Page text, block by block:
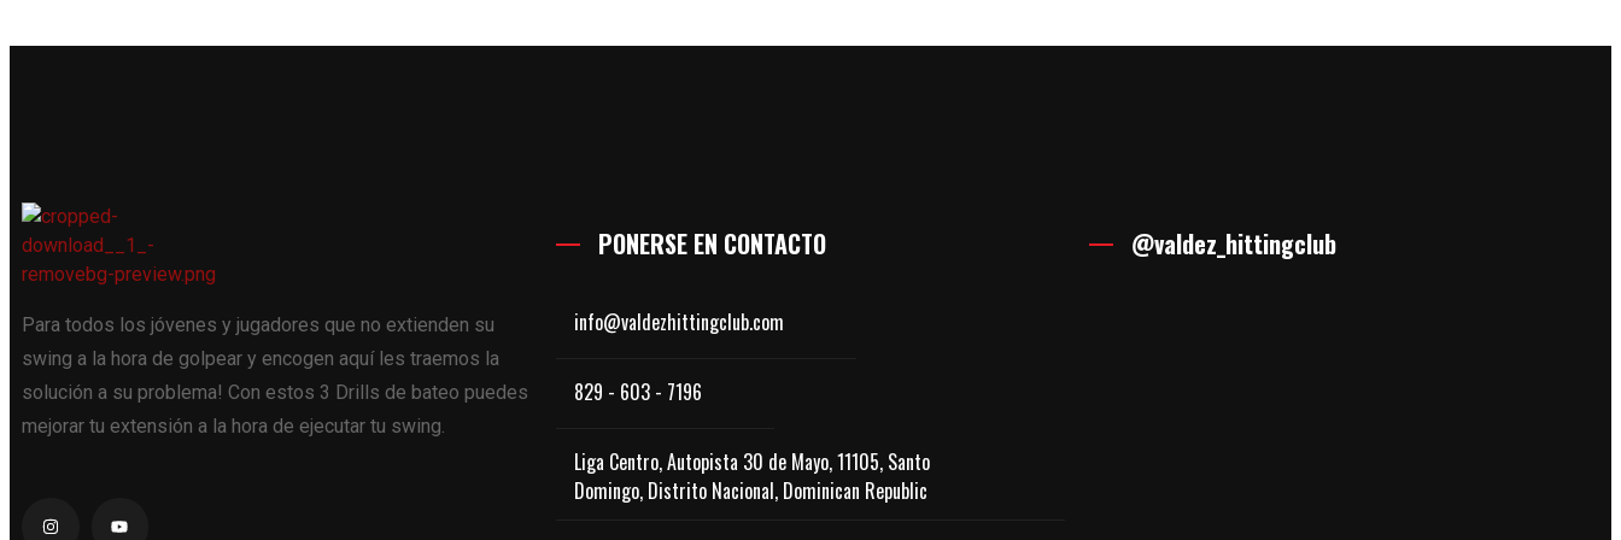
Para todos los jóvenes y jugadores que no extienden su
swing a la hora de golpear y encogen aquí les traemos la
solución a su problema! Con estos 3 Drills de bateo puedes
mejorar tu extensión a la hora de ejecutar tu swing.
PONERSE EN CONTACTO
info@valdezhittingclub.com
829 - 603 - 7196
Liga Centro, Autopista 30 de Mayo, 11105, Santo
Domingo, Distrito Nacional, Dominican Republic
@valdez_hittingclub